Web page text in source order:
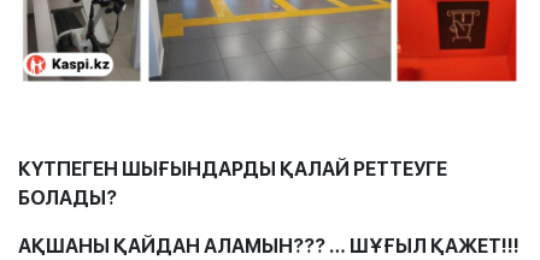
КҮТПЕГЕН ШЫҒЫНДАРДЫ ҚАЛАЙ РЕТТЕУГЕ
БОЛАДЫ?
АҚШАНЫ ҚАЙДАН АЛАМЫН??? … ШҰҒЫЛ ҚАЖЕТ!!!